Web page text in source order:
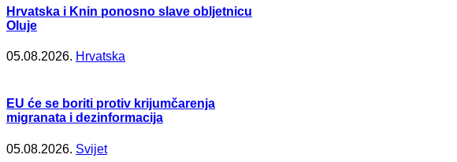
Hrvatska i Knin ponosno slave obljetnicu
Oluje
05.08.2026. Hrvatska
EU će se boriti protiv krijumčarenja
migranata i dezinformacija
05.08.2026. Svijet